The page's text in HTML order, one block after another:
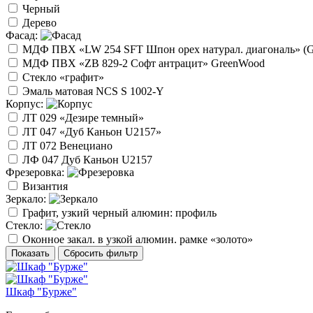
Черный
Дерево
Фасад:
МДФ ПВХ «LW 254 SFT Шпон орех натурал. диагональ»
МДФ ПВХ «ZB 829-2 Софт антрацит» GreenWood
Стекло «графит»
Эмаль матовая NCS S 1002-Y
Корпус:
ЛТ 029 «Дезире темный»
ЛТ 047 «Дуб Каньон U2157»
ЛТ 072 Венециано
ЛФ 047 Дуб Каньон U2157
Фрезеровка:
Византия
Зеркало:
Графит, узкий черный алюмин: профиль
Стекло:
Оконное закал. в узкой алюмин. рамке «золото»
Показать Сбросить фильтр
Шкаф "Бурже"